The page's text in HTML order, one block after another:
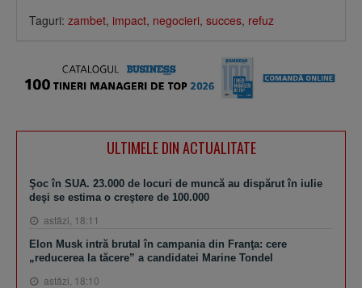
Taguri: zambet, impact, negocieri, succes, refuz
ULTIMELE DIN ACTUALITATE
Şoc în SUA. 23.000 de locuri de muncă au dispărut în iulie
deşi se estima o creştere de 100.000
astăzi, 18:11
Elon Musk intră brutal în campania din Franţa: cere
„reducerea la tăcere” a candidatei Marine Tondel
astăzi, 18:10